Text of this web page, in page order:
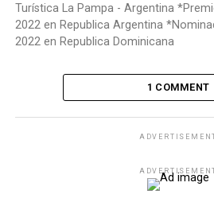
Turística La Pampa - Argentina
2022 en Republica Argentina
2022 en Republica Dominicana
1 COMMENT